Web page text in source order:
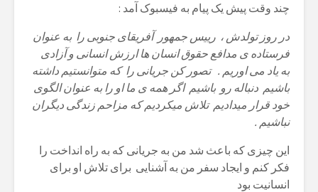
چند وقت پیش یک پیام به فیسبوک آمد :
در روز تولدش ، رییس جمهور آفریقای جنوبی را به عنوان
فرستاده ی مدافع حقوق انسان ها ارزش انسانی و آزادی
به یاد می اوریم . تصور کن جریانی را که متوانستیم داشته
باشیم دنباله رو باشیم اگر همه ی ما او را به عنوان الگوی
خود قرار میدادیم تلاش میکردیم که مزاحم زندگی دیگران
نباشیم .
این چیزی که باعث شد من به جریانی که به راه انداخت را
فکر کنم و ایجاد سفر من به آشنایی برای تلاش او برای
انسانیت بود